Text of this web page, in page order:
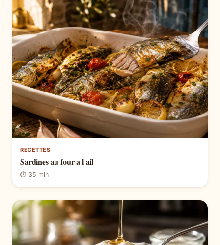
RECETTES
Sardines au four a l ail
⏱ 35 min